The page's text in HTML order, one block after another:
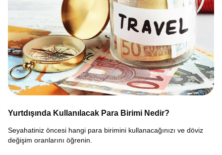
Yurtdışında Kullanılacak Para Birimi Nedir?
Seyahatiniz öncesi hangi para birimini kullanacağınızı ve döviz
değişim oranlarını öğrenin.